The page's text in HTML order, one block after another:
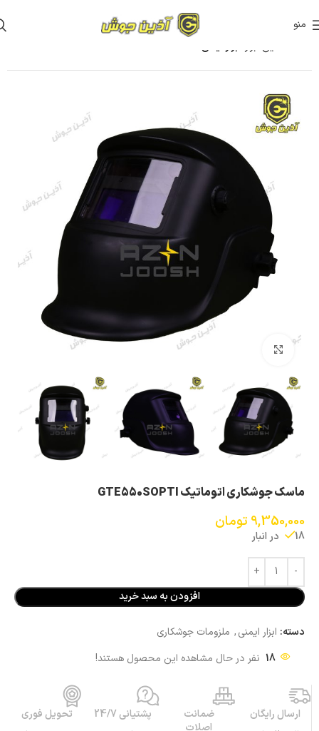
منو
آذین ابزار ابزار ایمنی
ماسک جوشکاری اتوماتیک GTE550SOPTI
9,350,000 تومان
18 در انبار
افزودن به سبد خرید
دسته: ابزار ایمنی, ملزومات جوشکاری
18 نفر در حال مشاهده این محصول هستند!
ارسال رایگان
ضمانت
اصلات
پشتیانی 24/7 تحویل فوری